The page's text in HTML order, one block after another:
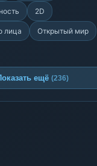
2D
лица Открытый мир
ещё (236)